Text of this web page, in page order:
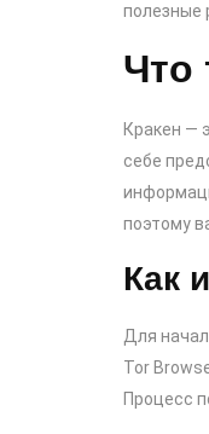
полезные
Что
Кракен —
себе
поэтому
Как
Для
Tor
Процесс